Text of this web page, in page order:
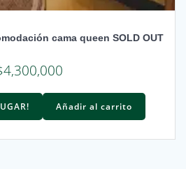
cama queen SOLD OUT
4,300,000
Añadir al carrito